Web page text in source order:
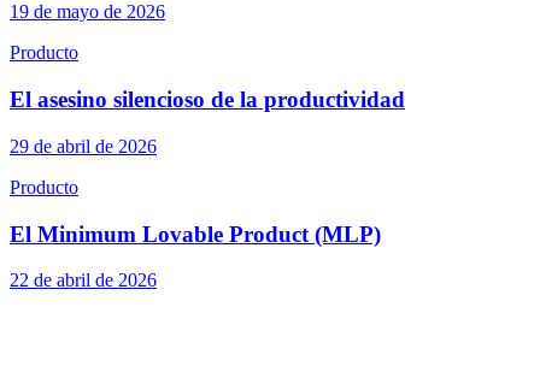
19 de mayo de 2026
Producto
El asesino silencioso de la productividad
29 de abril de 2026
Producto
El Minimum Lovable Product (MLP)
22 de abril de 2026